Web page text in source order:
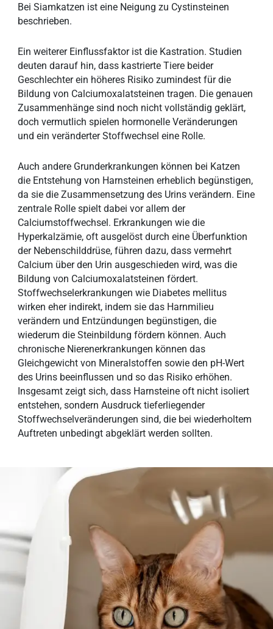
Bei Siamkatzen ist eine Neigung zu Cystinsteinen
beschrieben.
Ein weiterer Einflussfaktor ist die Kastration. Studien
deuten darauf hin, dass kastrierte Tiere beider
Geschlechter ein höheres Risiko zumindest für die
Bildung von Calciumoxalatsteinen tragen. Die genauen
Zusammenhänge sind noch nicht vollständig geklärt,
doch vermutlich spielen hormonelle Veränderungen
und ein veränderter Stoffwechsel eine Rolle.
Auch andere Grunderkrankungen können bei Katzen
die Entstehung von Harnsteinen erheblich begünstigen,
da sie die Zusammensetzung des Urins verändern. Eine
zentrale Rolle spielt dabei vor allem der
Calciumstoffwechsel. Erkrankungen wie die
Hyperkalzämie, oft ausgelöst durch eine Überfunktion
der Nebenschilddrüse, führen dazu, dass vermehrt
Calcium über den Urin ausgeschieden wird, was die
Bildung von Calciumoxalatsteinen fördert.
Stoffwechselerkrankungen wie Diabetes mellitus
wirken eher indirekt, indem sie das Harnmilieu
verändern und Entzündungen begünstigen, die
wiederum die Steinbildung fördern können. Auch
chronische Nierenerkrankungen können das
Gleichgewicht von Mineralstoffen sowie den pH-Wert
des Urins beeinflussen und so das Risiko erhöhen.
Insgesamt zeigt sich, dass Harnsteine oft nicht isoliert
entstehen, sondern Ausdruck tieferliegender
Stoffwechselveränderungen sind, die bei wiederholtem
Auftreten unbedingt abgeklärt werden sollten.